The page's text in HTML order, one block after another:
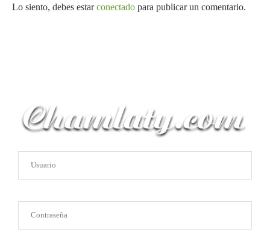
Lo siento, debes estarconectado para publicar un comentario.